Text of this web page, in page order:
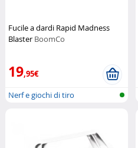
Fucile a dardi Rapid Madness
Blaster BoomCo
19,95€
Nerf e giochi di tiro